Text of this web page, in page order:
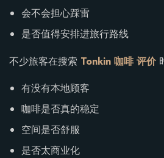
会不会担心踩雷
是否值得安排进旅行路线
不少旅客在搜索 Tonkin 咖啡 评价
有没有本地顾客
咖啡是否真的稳定
空间是否舒服
是否太商业化